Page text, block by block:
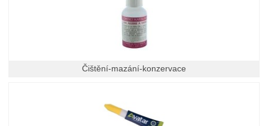
Čištění-mazání-konzervace